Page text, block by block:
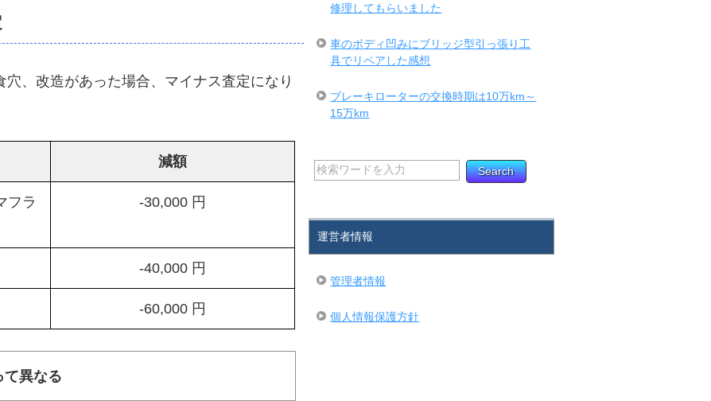
、改造があった場合、マイナス査定になり
減額
フラ
-30,000 円
-40,000 円
-60,000 円
て異なる
修理してもらいました
車のボディ凹みにブリッジ型引っ張り工
具でリペアした感想
ブレーキローターの交換時期は10万km～
15万km
運営者情報
管理者情報
個人情報保護方針